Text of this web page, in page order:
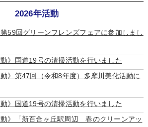
2026年活動
第59回グリーンフレンズフェアに参加しまし
動》国道19号の清掃活動を行いました
動》第47回（令和8年度）多摩川美化活動に
動》国道19号の清掃活動を行いました
動》「新百合ヶ丘駅周辺 春のクリーンアッ